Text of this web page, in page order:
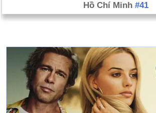
Hồ Chí Minh #41